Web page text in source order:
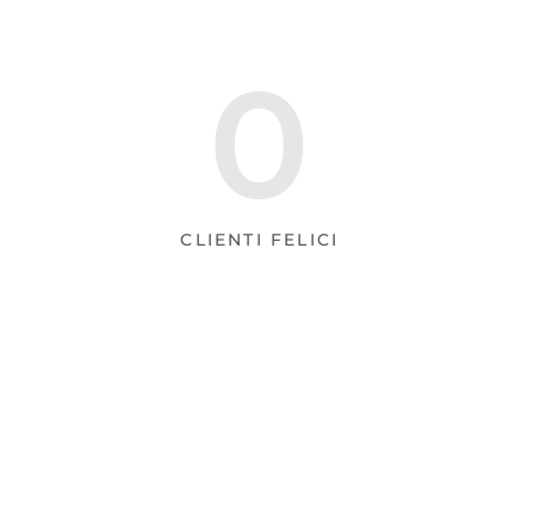
CLIENTI FELICI
0